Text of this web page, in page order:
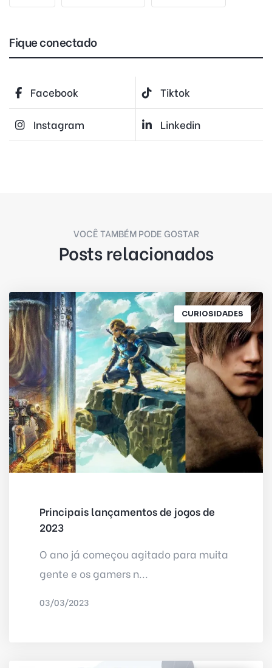
Fique conectado
Facebook Tiktok
Instagram Linkedin
VOCÊ TAMBÉM PODE GOSTAR
Posts relacionados
CURIOSIDADES
Principais lançamentos de jogos de
2023
O ano já começou agitado para muita
gente e os gamers n...
03/03/2023